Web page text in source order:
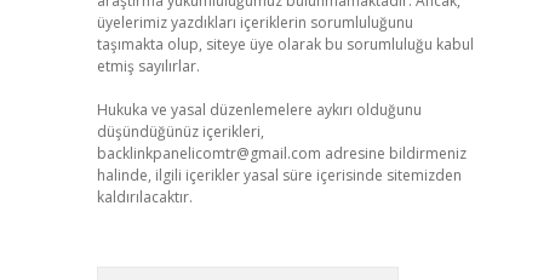
üyelerimiz yazdıkları içeriklerin sorumluluğunu
taşımakta olup, siteye üye olarak bu sorumluluğu kabul
etmiş sayılırlar.
Hukuka ve yasal düzenlemelere aykırı olduğunu
düşündüğünüz içerikleri,
backlinkpanelicomtr@gmail.com adresine bildirmeniz
halinde, ilgili içerikler yasal süre içerisinde sitemizden
kaldırılacaktır.